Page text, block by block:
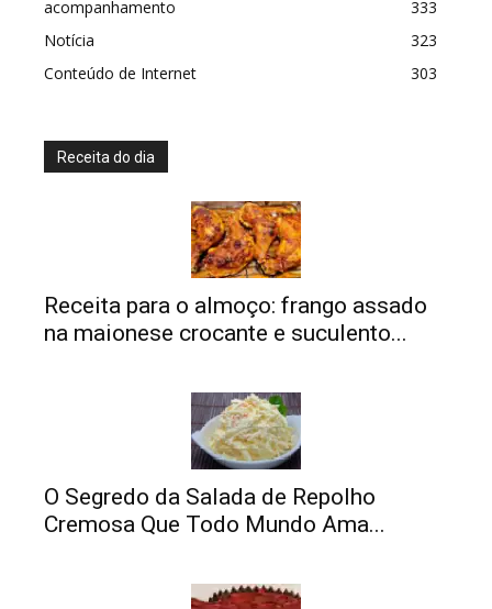
acompanhamento
333
Notícia
323
Conteúdo de Internet
303
Receita do dia
Receita para o almoço: frango assado
na maionese crocante e suculento...
O Segredo da Salada de Repolho
Cremosa Que Todo Mundo Ama...